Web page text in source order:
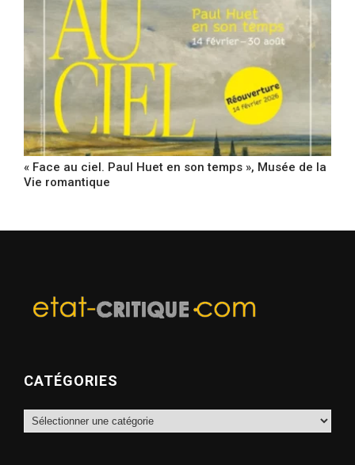
« Face au ciel. Paul Huet en son temps », Musée de la
Vie romantique
CATÉGORIES
Catégories